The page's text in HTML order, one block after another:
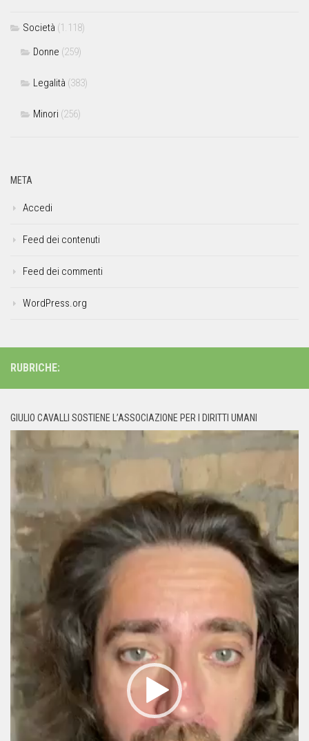
Società (1.118)
Donne (259)
Legalità (383)
Minori (256)
META
Accedi
Feed dei contenuti
Feed dei commenti
WordPress.org
RUBRICHE:
GIULIO CAVALLI SOSTIENE L’ASSOCIAZIONE PER I DIRITTI UMANI